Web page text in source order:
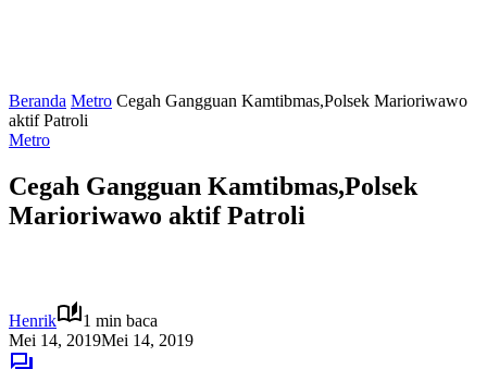
Beranda Metro Cegah Gangguan Kamtibmas,Polsek Marioriwawo
aktif Patroli
Metro
Cegah Gangguan Kamtibmas,Polsek
Marioriwawo aktif Patroli
Henrik
1 min baca
Mei 14, 2019Mei 14, 2019